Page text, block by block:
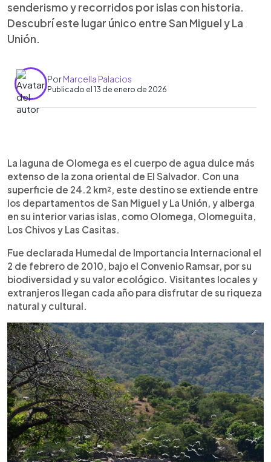
senderismo y recorridos por islas con historia.
Descubrí este lugar único entre San Miguel y La
Unión.
PorMarcella Palacios
Publicado el 13 de enero de 2026
Escuchar artículo
La Laguna de Olomega es el cuerpo de agua
dulce más grande del oriente salvadoreño,
ubicada entre San Miguel y La Unión. Declarada
humedal Ramsar, es ideal para quienes buscan
turismo de naturaleza. Podés recorrerla en lancha,
explorar islas como Los Chivos u Olomeguita,
practicar kayak, avistar aves o descansar en sus
orillas. Aunque no hay oferta gastronómica en el
sitio, cerca está el Parque de la Familia en La
Unión, con opciones para comer. Es un destino
tranquilo y auténtico, perfecto para conectar con
el paisaje, la biodiversidad y la vida comunitaria en
un entorno natural único.
La laguna de Olomega es el cuerpo de agua dulce más
extenso de la zona oriental de El Salvador. Con una
superficie de 24.2 km², este destino se extiende entre
los departamentos de San Miguel y La Unión, y alberga
en su interior varias islas, como Olomega, Olomeguita,
Los Chivos y Las Casitas.
Fue declarada Humedal de Importancia Internacional el
2 de febrero de 2010, bajo el Convenio Ramsar, por su
biodiversidad y su valor ecológico. Visitantes locales y
extranjeros llegan cada año para disfrutar de su riqueza
natural y cultural.